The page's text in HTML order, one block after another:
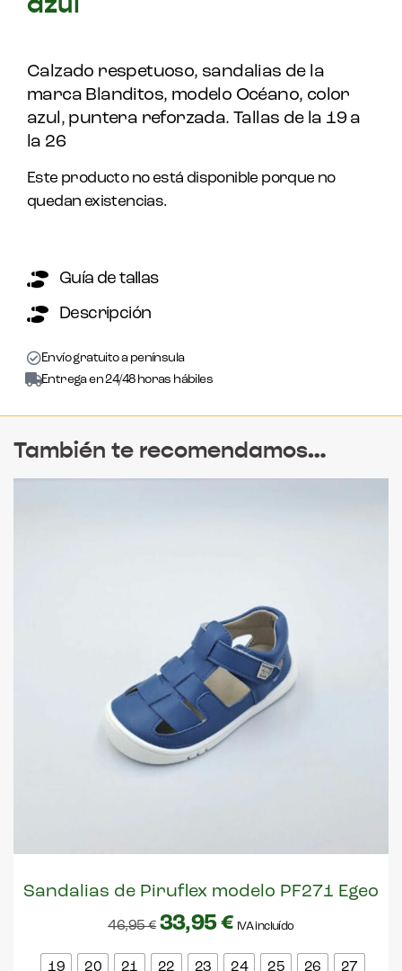
Calzado respetuoso, sandalias de la
marca Blanditos, modelo Océano, color
azul, puntera reforzada. Tallas de la 19 a
la 26
Este producto no está disponible porque no
quedan existencias.
Guía de tallas
Descripción
Envío gratuito a península
Entrega en 24/48 horas hábiles
También te recomendamos…
Sandalias de Piruflex modelo PF271 Egeo
46,95€ 33,95€ IVA incluído
19 20 21 22 23 24 25 26 27